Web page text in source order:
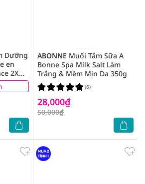
Dưỡng
en
2X
ABONNE Muối Tắm Sữa A
Bonne Spa Milk Salt Làm
Trắng & Mềm Mịn Da 350g
28,000₫
50,000₫
(6)